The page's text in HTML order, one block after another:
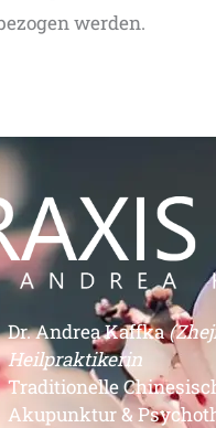
werden.
Dr. Andrea Kaffka
Heilpraktikerin
Traditionelle
Akupunktur &